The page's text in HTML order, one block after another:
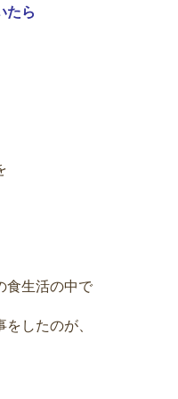
たら
食生活の中で
したのが、